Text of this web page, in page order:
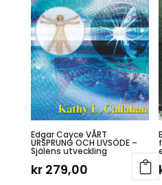
Edgar Cayce VÅRT
URSPRUNG OCH LIVSÖDE –
Själens utveckling
kr279,00